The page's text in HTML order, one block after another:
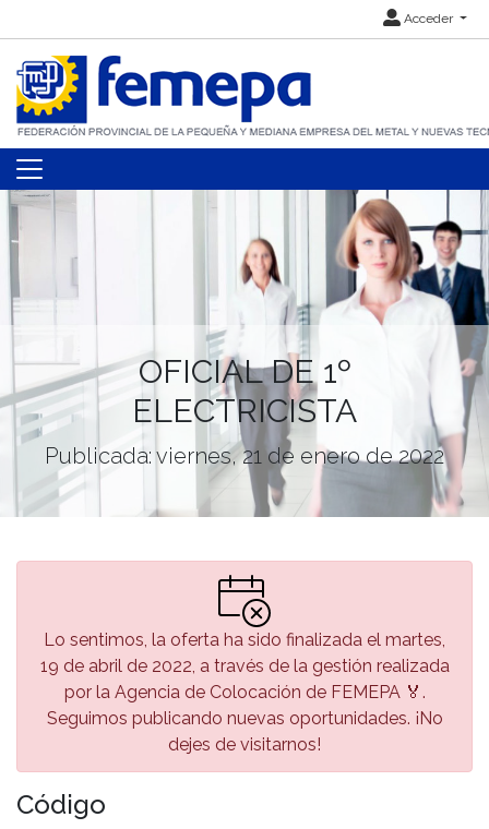
Acceder
OFICIAL DE 1º
ELECTRICISTA
Publicada: viernes, 21 de enero de 2022
Lo sentimos, la oferta ha sido finalizada el martes,
19 de abril de 2022, a través de la gestión realizada
por la Agencia de Colocación de FEMEPA 🏅.
Seguimos publicando nuevas oportunidades. ¡No
dejes de visitarnos!
Código